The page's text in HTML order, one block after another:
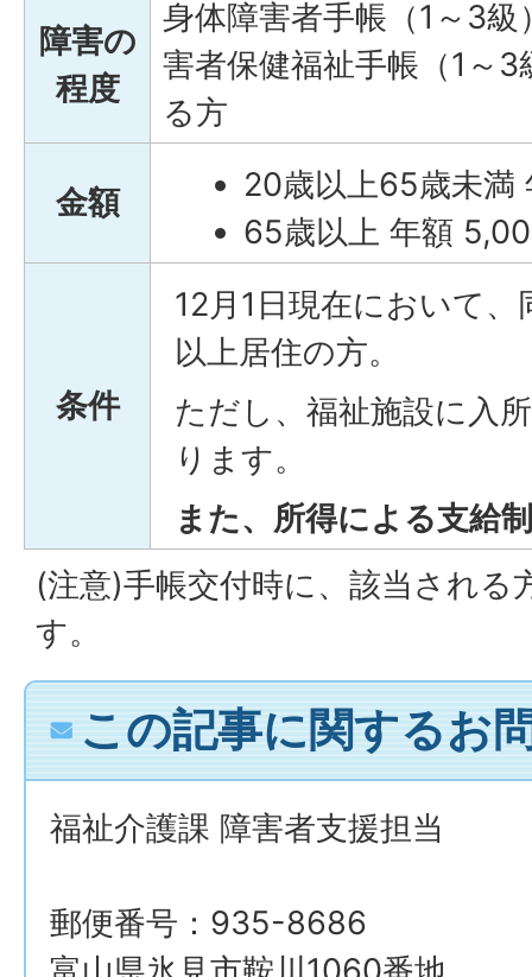
障害の
程度
身体障害者手帳（1～3
害者保健福祉手帳（1～
る方
金額
20歳以上65歳未満
65歳以上 年額
条件
12月1日現在において
以上居住の方。
ただし、福祉施設に入
ります。
また、所得による支給
(注意)手帳交付時に、該当される
す。
この記事に関するお
福祉介護課 障害者支援担当
郵便番号：935-8686